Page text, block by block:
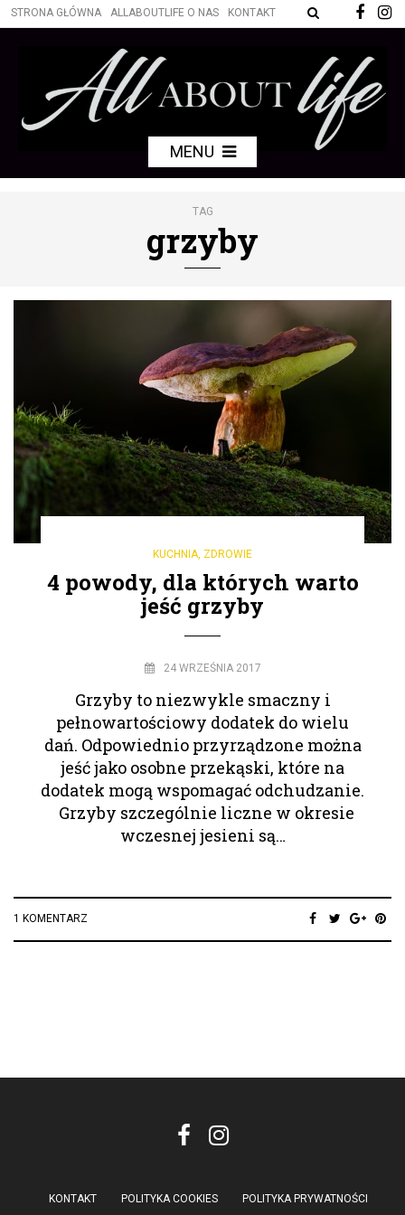
STRONA GŁÓWNA ALLABOUTLIFE O NAS KONTAKT
MENU
TAG
grzyby
KUCHNIA, ZDROWIE
4 powody, dla których warto
jeść grzyby
24 WRZEŚNIA 2017
Grzyby to niezwykle smaczny i
pełnowartościowy dodatek do wielu
dań. Odpowiednio przyrządzone można
jeść jako osobne przekąski, które na
dodatek mogą wspomagać odchudzanie.
Grzyby szczególnie liczne w okresie
wczesnej jesieni są…
1 KOMENTARZ
KONTAKT POLITYKA COOKIES POLITYKA PRYWATNOŚCI